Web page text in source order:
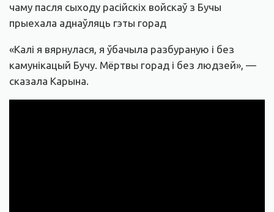
чаму пасля сыходу расійскіх войскаў з Бучы
прыехала аднаўляць гэты горад
«Калі я вярнулася, я ўбачыла разбураную і без
камунікацый Бучу. Мёртвы горад і без людзей», —
сказала Карына.